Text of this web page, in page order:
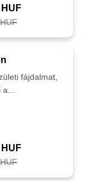
fájdalmat,